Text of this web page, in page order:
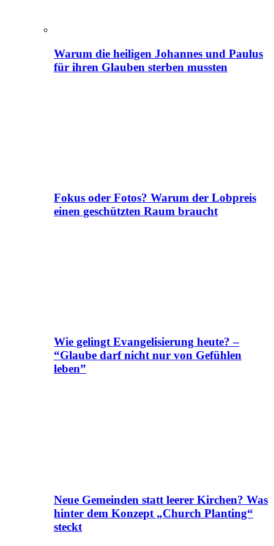
Warum die heiligen Johannes und Paulus
für ihren Glauben sterben mussten
Fokus oder Fotos? Warum der Lobpreis
einen geschützten Raum braucht
Wie gelingt Evangelisierung heute? –
“Glaube darf nicht nur von Gefühlen
leben”
Neue Gemeinden statt leerer Kirchen? Was
hinter dem Konzept „Church Planting“
steckt